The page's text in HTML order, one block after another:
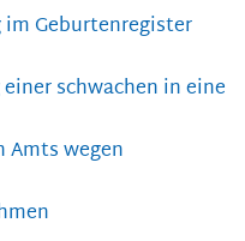
Geburtenregister
schwachen in eine
Amts wegen